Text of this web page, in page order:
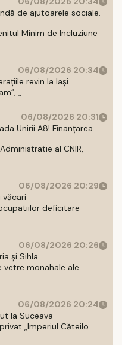
de ajutoarele sociale.
Minim de Incluziune
06/08/2026 20:34
revin la Iași
„ ...
06/08/2026 20:31
Unirii A8! Finanțarea
al CNIR,
06/08/2026 20:29
văcari
deficitare
06/08/2026 20:26
și Sihla
monahale ale
06/08/2026 20:24
la Suceava
„Imperiul Căteilo ...